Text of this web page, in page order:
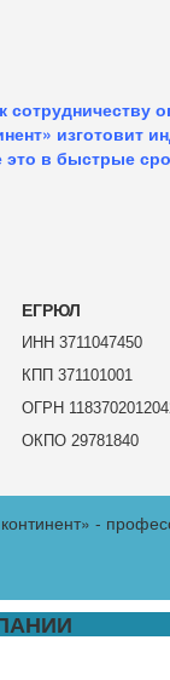
это в быстрые
ЕГРЮЛ
ИНН 3711047450
КПП 371101001
ОГРН
ОКПО 29781840
-